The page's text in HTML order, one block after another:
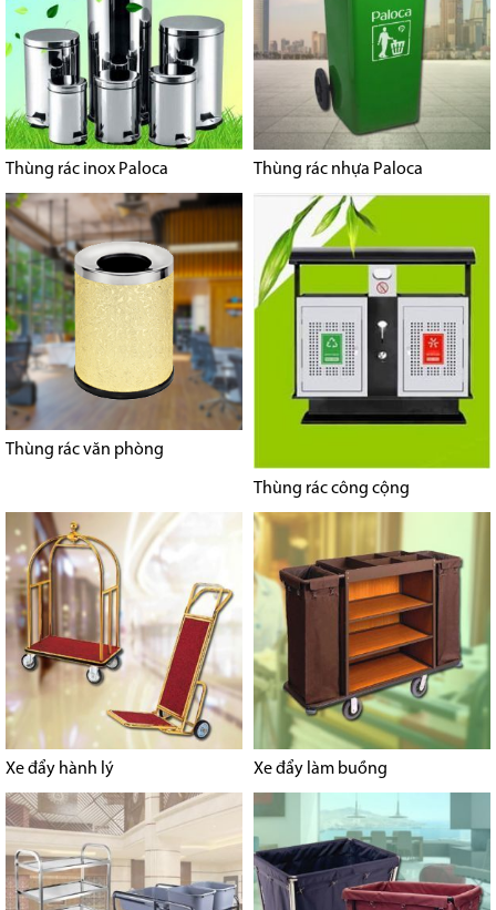
Thùng rác inox Paloca Thùng rác nhựa Paloca
Thùng rác văn phòng
Thùng rác công cộng
Xe đẩy hành lý Xe đẩy làm buồng